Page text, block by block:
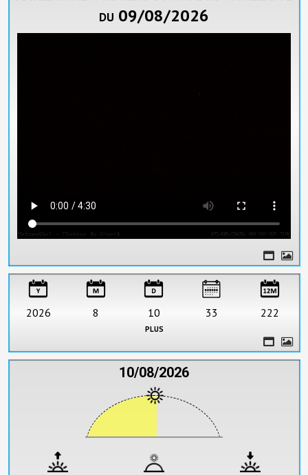
du 09/08/2026
2026 8 10 33
222
plus
10/08/2026